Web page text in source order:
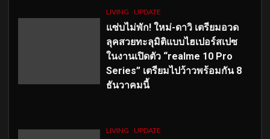
LIVING UPDATE
แซ่บไม่พัก! ใหม่-ดาวิ เตรียมอวด
ลุคสวยทะลุมิติแบบไฮเปอร์สเปซ
ในงานเปิดตัว “realme 10 Pro
Series” เตรียมไปว้าวพร้อมกัน 8
ธันวาคมนี้
LIVING UPDATE